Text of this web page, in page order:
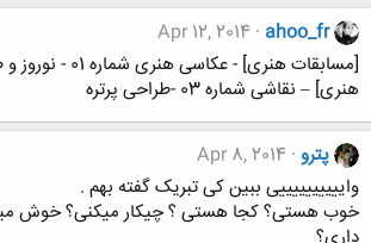
ahoo_fr
Apr 12, 2014
[مسابقات هنری] -
هنری] – نقاشی شماره 03 -طراحی پرتره
پترو Apr 8, 2014
واییییییییییی ببین کی تبریک گفته بهم .
خوب هستی؟ کجا هستی ؟ چیکار میکنی؟ خوش